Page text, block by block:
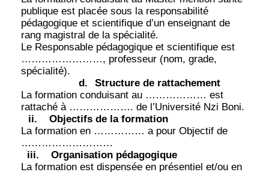
publique est placée sous la responsabilité
pédagogique et scientifique d’un enseignant de
rang magistral de la spécialité.
Le Responsable pédagogique et scientifique est
……………………, professeur (nom, grade,
spécialité).
d.
Structure de rattachement
La formation conduisant au ……………… est
rattaché à ………………. de l’Université Nzi Boni.
ii.
Objectifs de la formation
La formation en …………… a pour Objectif de
………………………
iii.
Organisation pédagogique
La formation est dispensée en présentiel et/ou en